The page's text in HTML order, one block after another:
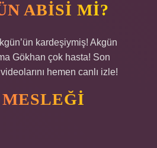
ABISI MI?
kardeşiymiş! Akgün
Gökhan çok hasta! Son
hemen canlı izle!
MESLEĞI